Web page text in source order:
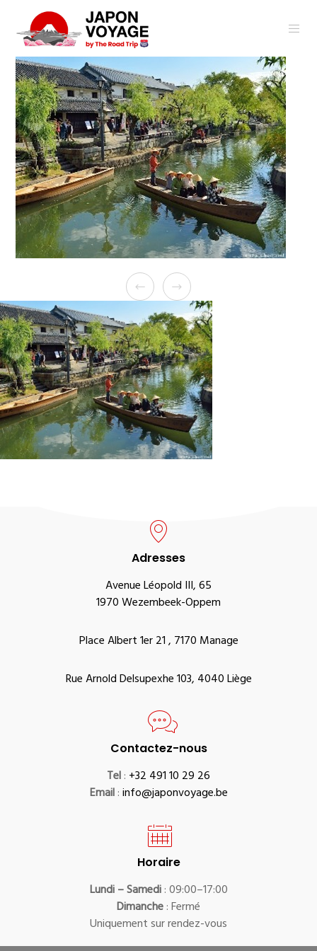
Adresses
Avenue Léopold III, 65
1970 Wezembeek-Oppem
Place Albert 1er 21 , 7170 Manage
Rue Arnold Delsupexhe 103, 4040 Liège
Contactez-nous
Tel: +32 491 10 29 26
Email:info@japonvoyage.be
Horaire
Lundi – Samedi: 09:00–17:00
Dimanche: Fermé
Uniquement sur rendez-vous